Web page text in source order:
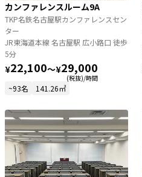
カンファレンスルーム9A
TKP名鉄名古屋駅カンファレンスセン
ター
JR東海道本線 名古屋駅 広小路口 徒歩
5分
¥22,100〜¥29,000
(税抜)/時間
~93名 141.26㎡